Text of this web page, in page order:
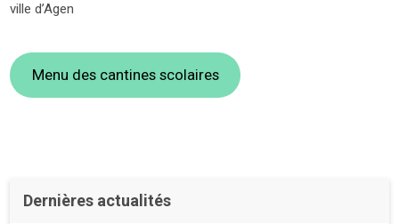
ville d’Agen
Menu des cantines scolaires
Dernières actualités